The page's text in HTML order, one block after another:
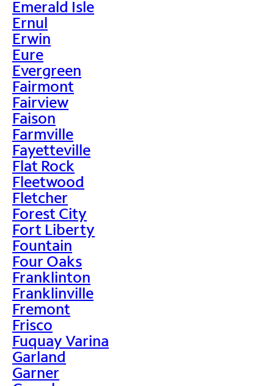
Emerald Isle
Ernul
Erwin
Eure
Evergreen
Fairmont
Fairview
Faison
Farmville
Fayetteville
Flat Rock
Fleetwood
Fletcher
Forest City
Fort Liberty
Fountain
Four Oaks
Franklinton
Franklinville
Fremont
Frisco
Fuquay Varina
Garland
Garner